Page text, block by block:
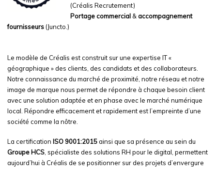
(Créalis Recrutement)
Portage commercial &accompagnement
fournisseurs (Juncto.)
Le modèle de Créalis est construit sur une expertise IT «
géographique » des clients, des candidats et des collaborateurs.
Notre connaissance du marché de proximité, notre réseau et notre
image de marque nous permet de répondre à chaque besoin client
avec une solution adaptée et en phase avec le marché numérique
local. Répondre efficacement et rapidement est l’empreinte d’une
société comme la nôtre.
La certification ISO 9001:2015ainsi que sa présence au sein du
Groupe HCS, spécialiste des solutions RH pour le digital, permettent
aujourd’hui à Créalis de se positionner sur des projets d’envergure